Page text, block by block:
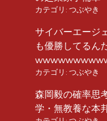
カテゴリ: つぶやき
サイバーエージ
も優勝してるん
カテゴリ: つぶやき
森岡毅の確率思
学・無教養な本